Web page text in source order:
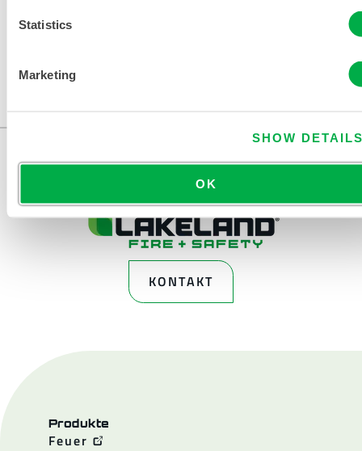
Statistics
Marketing
SHOW
OK
MICROMAX® NS COOL SUIT SCHUTZANZUG
KONTAKT
Produkte
Feuer